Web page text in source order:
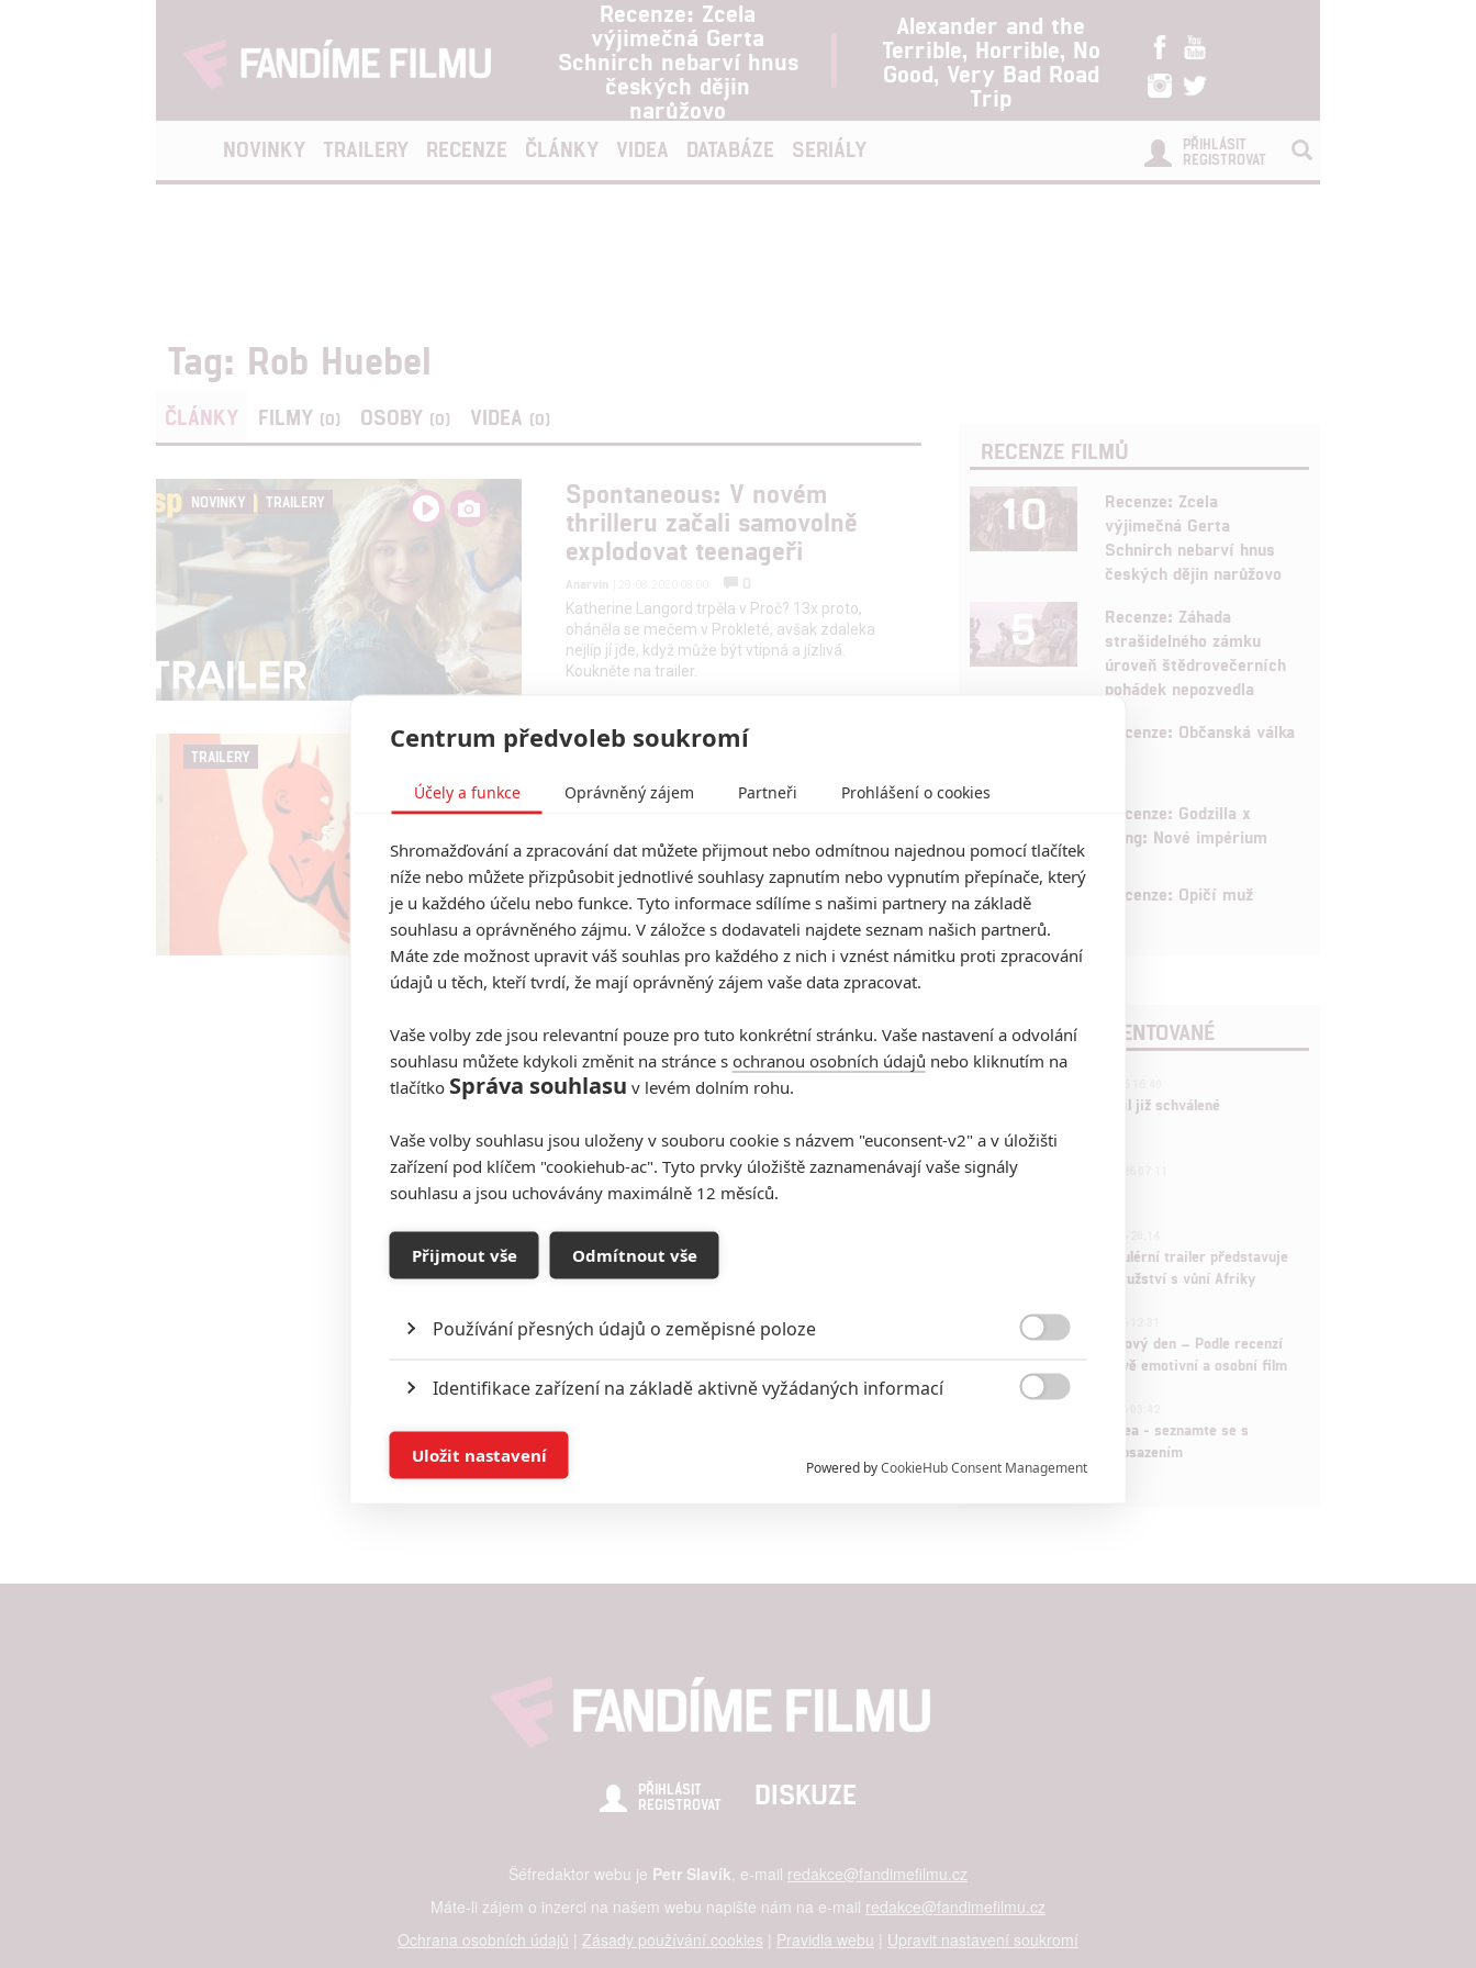
Recenze: Zcela
výjimečná Gerta
Schnirch nebarví hnus
českých dějin
narůžovo
Alexander and the
Terrible, Horrible, No
Good, Very Bad Road
Trip
NOVINKY TRAILERY RECENZE ČLÁNKY VIDEA DATABÁZE SERIÁLY
PŘIHLÁSIT
REGISTROVAT
Tag: Rob Huebel
ČLÁNKY FILMY (0) OSOBY (0) VIDEA (0)
NOVINKY TRAILERY
Spontaneous: V novém
thrilleru začali samovolně
explodovat teenageři
Anarvin
0
Katherine Langord trpěla v Proč? 13x proto,
oháněla se mečem v Prokleté, avšak zdaleka
nejlíp jí jde, když může být vtipná a jízlivá.
Koukněte na trailer.
TRAILERY
Hell Baby: Další hororová
duchařskou komedii.
RECENZE FILMŮ
10
Recenze: Zcela
výjimečná Gerta
Schnirch nebarví hnus
českých dějin narůžovo
5
Recenze: Záhada
strašidelného zámku
úroveň štědrovečerních
pohádek nepozvedla
Recenze: Občanská válka
Recenze: Godzilla x
Kong: Nové impérium
8 Recenze: Opičí muž
POSLEDNÍ KOMENTOVANÉ
Marvel nečekaně zrušil již schválené
433
Děti krve a kostí: Regulérní trailer představuje
akční fantasy dobrodružství s vůní Afriky
ČLÁNEK | 30.07.2026 12:31
Spider-Man: Zbrusu nový den – Podle recenzí
máme čekat překvapivě emotivní a osobní film
Velké preview: Odyssea - seznamte se s
maximálně nabitým obsazením
PŘIHLÁSIT
REGISTROVAT
DISKUZE
Šéfredaktor webu je Petr Slavík , e-mail redakce@fandimefilmu.cz
Máte-li zájem o inzerci na našem webu napište nám na e-mail redakce@fandimefilmu.cz
Ochrana osobních údajů | Zásady používání cookies | Pravidla webu | Upravit nastavení soukromí
Centrum předvoleb soukromí
Účely a funkce Oprávněný zájem Partneři Prohlášení o cookies
Shromažďování a zpracování dat můžete přijmout nebo odmítnou najednou pomocí tlačítek
níže nebo můžete přizpůsobit jednotlivé souhlasy zapnutím nebo vypnutím přepínače, který
je u každého účelu nebo funkce. Tyto informace sdílíme s našimi partnery na základě
souhlasu a oprávněného zájmu. V záložce s dodavateli najdete seznam našich partnerů.
Máte zde možnost upravit váš souhlas pro každého z nich i vznést námitku proti zpracování
údajů u těch, kteří tvrdí, že mají oprávněný zájem vaše data zpracovat.
Vaše volby zde jsou relevantní pouze pro tuto konkrétní stránku. Vaše nastavení a odvolání
souhlasu můžete kdykoli změnit na stránce s ochranou osobních údajů nebo kliknutím na
tlačítko Správa souhlasu v levém dolním rohu.
Vaše volby souhlasu jsou uloženy v souboru cookie s názvem "euconsent-v2" a v úložišti
zařízení pod klíčem "cookiehub-ac". Tyto prvky úložiště zaznamenávají vaše signály
souhlasu a jsou uchovávány maximálně 12 měsíců.
Přijmout vše Odmítnout vše
Používání přesných údajů o zeměpisné poloze
Identifikace zařízení na základě aktivně vyžádaných informací
Ukládání a/nebo přístup k informacím v zařízení

služeb

možnost: Zajištění bezpečnosti, předcházení a zjišťování podvodů a odstraňování chyb,
Poskytování a zobrazování reklamy a obsahu
Powered byCookieHub Consent Management
Uložit nastavení